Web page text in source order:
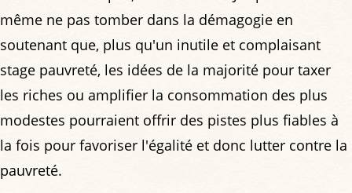
même ne pas tomber dans la démagogie en
soutenant que, plus qu'un inutile et complaisant
stage pauvreté, les idées de la majorité pour taxer
les riches ou amplifier la consommation des plus
modestes pourraient offrir des pistes plus fiables à
la fois pour favoriser l'égalité et donc lutter contre la
pauvreté.